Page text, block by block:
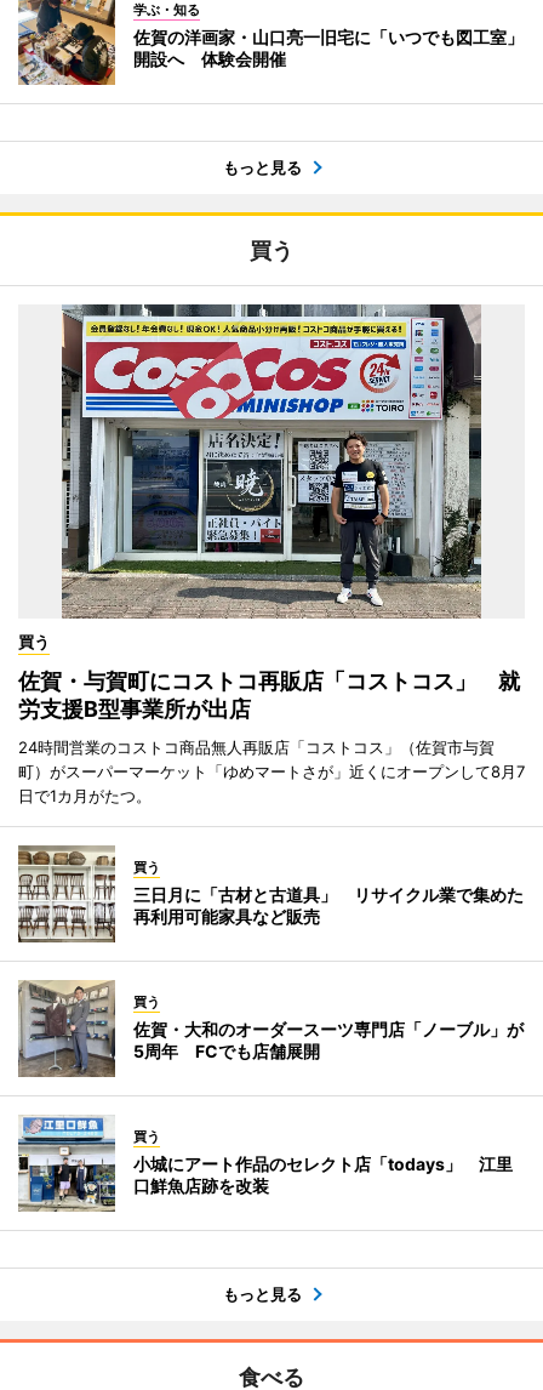
学ぶ・知る
佐賀の洋画家・山口亮一旧宅に「いつでも図工室」
開設へ 体験会開催
もっと見る
買う
買う
佐賀・与賀町にコストコ再販店「コストコス」 就
労支援B型事業所が出店
24時間営業のコストコ商品無人再販店「コストコス」（佐賀市与賀
町）がスーパーマーケット「ゆめマートさが」近くにオープンして8月7
日で1カ月がたつ。
買う
三日月に「古材と古道具」 リサイクル業で集めた
再利用可能家具など販売
買う
佐賀・大和のオーダースーツ専門店「ノーブル」が
5周年 FCでも店舗展開
買う
小城にアート作品のセレクト店「todays」 江里
口鮮魚店跡を改装
もっと見る
食べる